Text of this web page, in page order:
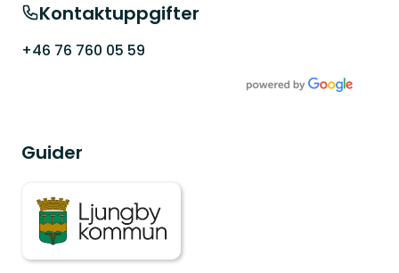
Kontaktuppgifter
+46 76 760 05 59
Guider